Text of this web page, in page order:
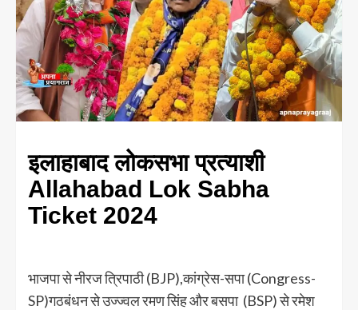
इलाहाबाद लोकसभा प्रत्याशी
Allahabad Lok Sabha
Ticket 2024
भाजपा से नीरज त्रिपाठी (BJP),कांग्रेस-सपा (Congress-
SP)गठबंधन से उज्ज्वल रमण सिंह और बसपा (BSP) से रमेश